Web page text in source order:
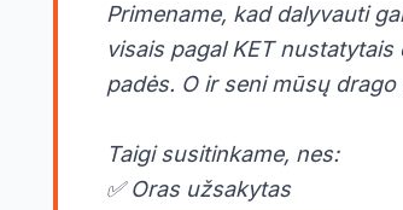
Primename, kad dalyvauti
visais pagal KET
padės. O ir seni mūsų
Taigi susitinkame, nes:
✅ Oras užsakytas